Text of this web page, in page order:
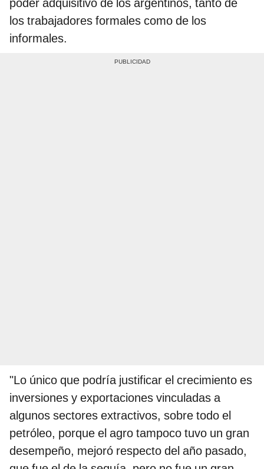
poder adquisitivo de los argentinos, tanto de
los trabajadores formales como de los
informales.
"Lo único que podría justificar el crecimiento es
inversiones y exportaciones vinculadas a
algunos sectores extractivos, sobre todo el
petróleo, porque el agro tampoco tuvo un gran
desempeño, mejoró respecto del año pasado,